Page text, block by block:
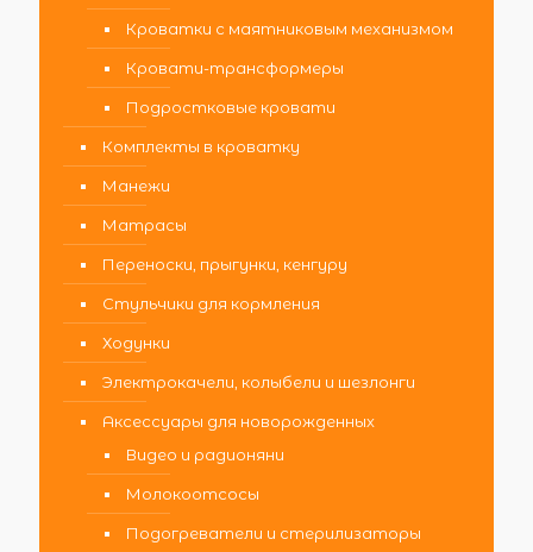
Кроватки с маятниковым механизмом
Кровати-трансформеры
Подростковые кровати
Комплекты в кроватку
Манежи
Матрасы
Переноски, прыгунки, кенгуру
Стульчики для кормления
Ходунки
Электрокачели, колыбели и шезлонги
Аксессуары для новорожденных
Видео и радионяни
Молокоотсосы
Подогреватели и стерилизаторы